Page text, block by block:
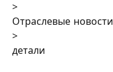
>
Отраслевые новости
>
детали